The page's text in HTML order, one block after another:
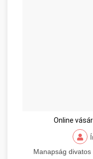
Online
Manapság